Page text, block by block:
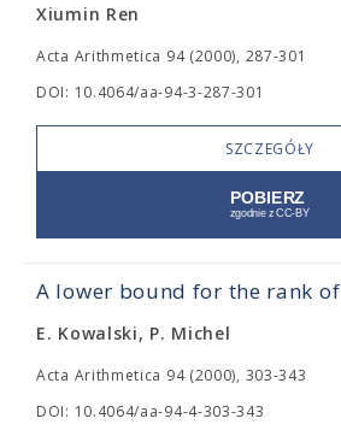
Xiumin Ren
Acta Arithmetica 94 (2000), 287-301
DOI: 10.4064/aa-94-3-287-301
SZCZEGÓŁY
A lower bound for the rank of
E. Kowalski, P. Michel
Acta Arithmetica 94 (2000), 303-343
DOI: 10.4064/aa-94-4-303-343